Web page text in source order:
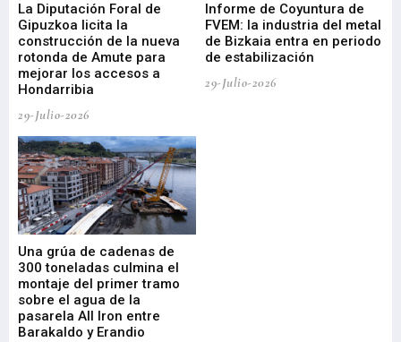
La Diputación Foral de
Gipuzkoa licita la
construcción de la nueva
rotonda de Amute para
mejorar los accesos a
Hondarribia
29-Julio-2026
Informe de Coyuntura de
FVEM: la industria del metal
de Bizkaia entra en periodo
de estabilización
29-Julio-2026
Una grúa de cadenas de
300 toneladas culmina el
montaje del primer tramo
sobre el agua de la
pasarela All Iron entre
Barakaldo y Erandio